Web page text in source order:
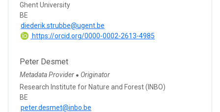
Ghent University
BE
diederik.strubbe@ugent.be
https://orcid.org/0000-0002-2613-4985
Peter Desmet
Metadata Provider ● Originator
Research Institute for Nature and Forest (INBO)
BE
peter.desmet@inbo.be